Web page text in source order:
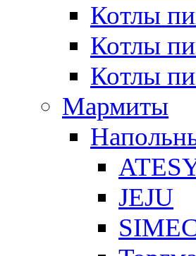
Котлы
Котлы
Котлы
Мармиты
JEJU